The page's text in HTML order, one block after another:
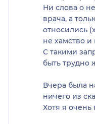
подтвердил
более 2 минут,
хамское
После приема я в
кабинета и пошел
администратора
врача к пациенту.
сказал, что
возможно это
Ни слова о
врача, а
относились
не хамство и
С такими
быть трудно
Вчера была
ничего из
Хотя я